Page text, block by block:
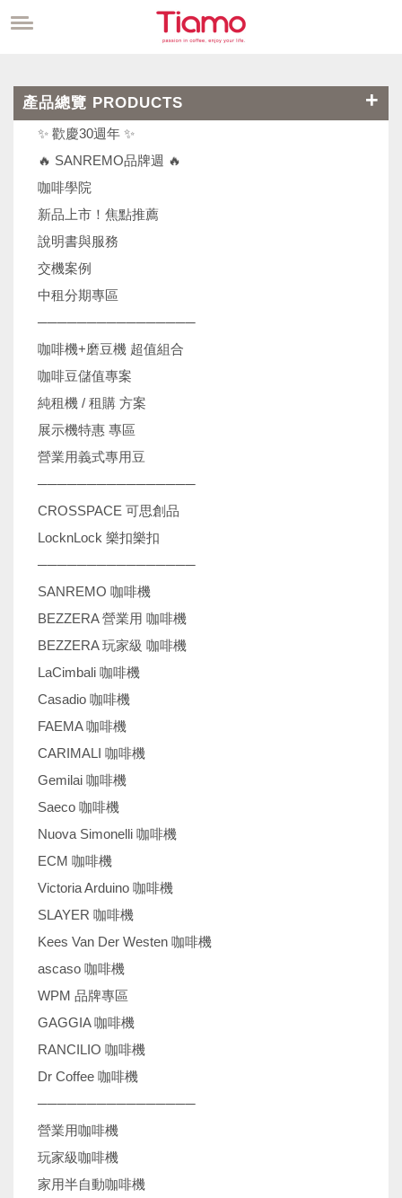
產品總覽 PRODUCTS
✨ 歡慶30週年 ✨
🔥 SANREMO品牌週 🔥
咖啡學院
新品上市！焦點推薦
說明書與服務
交機案例
中租分期專區
────────────────
咖啡機+磨豆機 超值組合
咖啡豆儲值專案
純租機 / 租購 方案
展示機特惠 專區
營業用義式專用豆
────────────────
CROSSPACE 可思創品
LocknLock 樂扣樂扣
────────────────
SANREMO 咖啡機
BEZZERA 營業用 咖啡機
BEZZERA 玩家級 咖啡機
LaCimbali 咖啡機
Casadio 咖啡機
FAEMA 咖啡機
CARIMALI 咖啡機
Gemilai 咖啡機
Saeco 咖啡機
Nuova Simonelli 咖啡機
ECM 咖啡機
Victoria Arduino 咖啡機
SLAYER 咖啡機
Kees Van Der Westen 咖啡機
ascaso 咖啡機
WPM 品牌專區
GAGGIA 咖啡機
RANCILIO 咖啡機
Dr Coffee 咖啡機
────────────────
營業用咖啡機
玩家級咖啡機
家用半自動咖啡機